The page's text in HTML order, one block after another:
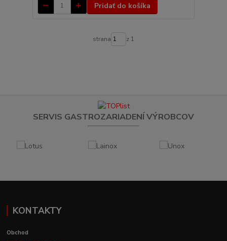
Pridať do košíka
strana z 1
SERVIS GASTROZARIADENÍ VÝROBCOV
KONTAKTY
Obchod